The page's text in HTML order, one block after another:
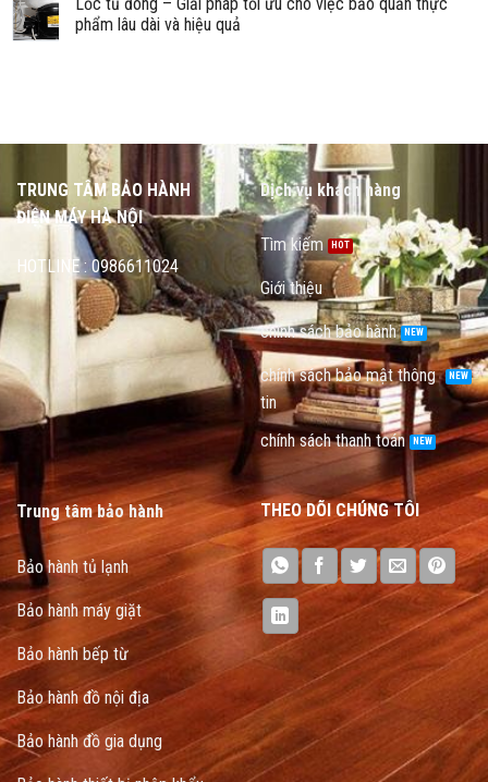
phẩm lâu dài và hiệu quả
TRUNG TÂM BẢO HÀNH
ĐIỆN MÁY HÀ NỘI
HOTLINE : 0986611024
Dịch vụ khách hàng
Tìm kiếm
Giới thiệu
chính sách bảo hành
chính sách bảo mật thông
tin
chính sách thanh toán
Trung tâm bảo hành
Bảo hành tủ lạnh
Bảo hành máy giặt
Bảo hành bếp từ
Bảo hành đồ nội địa
Bảo hành đồ gia dụng
THEO DÕI CHÚNG TÔI